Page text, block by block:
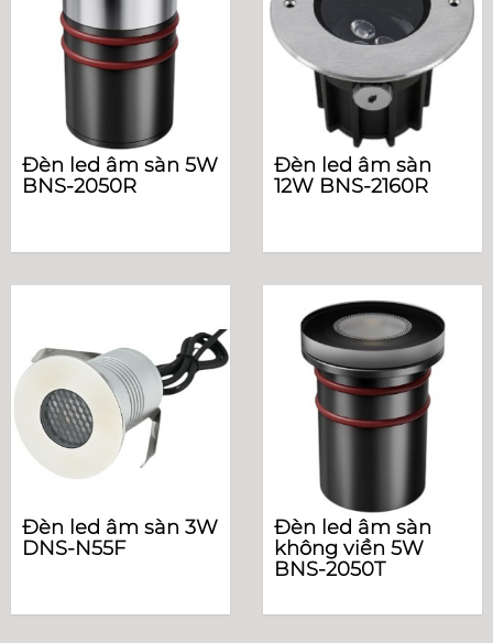
Đèn led âm sàn 5W
BNS-2050R
Đèn led âm sàn
12W BNS-2160R
Đèn led âm sàn 3W
DNS-N55F
Đèn led âm sàn
không viền 5W
BNS-2050T